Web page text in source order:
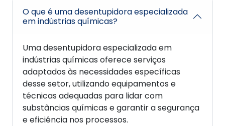
O que é uma desentupidora especializada
em indústrias químicas?
Uma desentupidora especializada em
indústrias químicas oferece serviços
adaptados às necessidades específicas
desse setor, utilizando equipamentos e
técnicas adequadas para lidar com
substâncias químicas e garantir a segurança
e eficiência nos processos.